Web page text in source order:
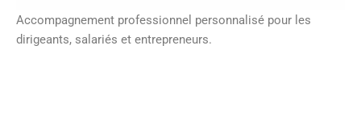
Accompagnement professionnel personnalisé pour les
dirigeants, salariés et entrepreneurs.